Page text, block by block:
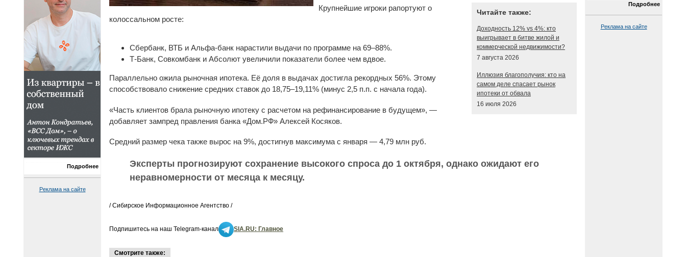
Подробнее
Реклама на сайте
Читайте также:
Доходность 12% vs 4%: кто
выигрывает в битве жилой и
коммерческой недвижимости?
7 августа 2026
Иллюзия благополучия: кто на
самом деле спасает рынок
ипотеки от обвала
16 июля 2026
Крупнейшие игроки рапортуют о
колоссальном росте:
Сбербанк, ВТБ и Альфа-банк нарастили выдачи по программе на 69–88%.
Т-Банк, Совкомбанк и Абсолют увеличили показатели более чем вдвое.
Параллельно ожила рыночная ипотека. Её доля в выдачах достигла рекордных 56%. Этому
способствовало снижение средних ставок до 18,75–19,11% (минус 2,5 п.п. с начала года).
«Часть клиентов брала рыночную ипотеку с расчетом на рефинансирование в будущем», —
добавляет зампред правления банка «Дом.РФ» Алексей Косяков.
Средний размер чека также вырос на 9%, достигнув максимума с января — 4,79 млн руб.
Эксперты прогнозируют сохранение высокого спроса до 1 октября, однако ожидают его
неравномерности от месяца к месяцу.
/ Сибирское Информационное Агентство /
Подпишитесь на наш Telegram-канал SIA.RU: Главное
Смотрите также:
Подробнее
Реклама на сайте